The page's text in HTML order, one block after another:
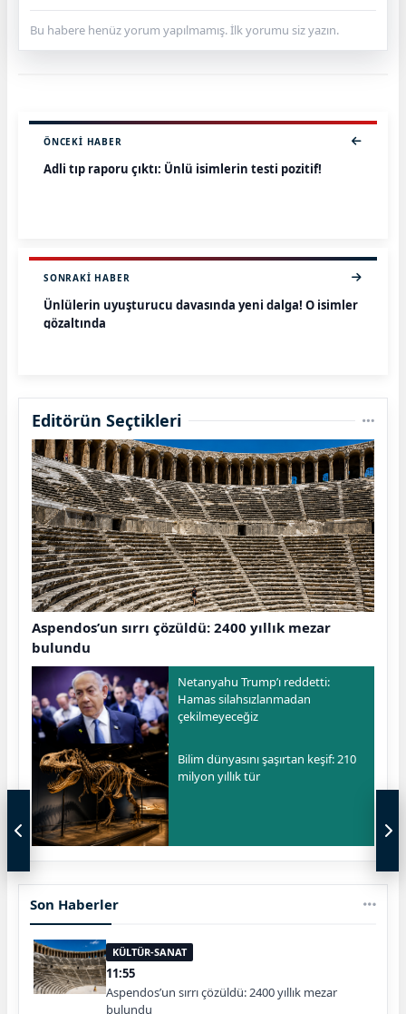
Bu habere henüz yorum yapılmamış. İlk yorumu siz yazın.
ÖNCEKI HABER
Adli tıp raporu çıktı: Ünlü isimlerin testi pozitif!
SONRAKI HABER
Ünlülerin uyuşturucu davasında yeni dalga! O isimler
gözaltında
Editörün Seçtikleri
Aspendos’un sırrı çözüldü: 2400 yıllık mezar
bulundu
Netanyahu Trump’ı reddetti:
Hamas silahsızlanmadan
çekilmeyeceğiz
Bilim dünyasını şaşırtan keşif: 210
milyon yıllık tür
Son Haberler
KÜLTÜR-SANAT
11:55
Aspendos’un sırrı çözüldü: 2400 yıllık mezar
bulundu